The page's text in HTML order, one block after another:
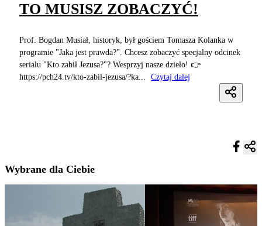
TO MUSISZ ZOBACZYĆ!
Prof. Bogdan Musiał, historyk, był gościem Tomasza Kolanka w
programie "Jaka jest prawda?". Chcesz zobaczyć specjalny odcinek
serialu "Kto zabił Jezusa?"? Wesprzyj nasze dzieło! 👉
https://pch24.tv/kto-zabil-jezusa/?ka...
Czytaj dalej
Wybrane dla Ciebie